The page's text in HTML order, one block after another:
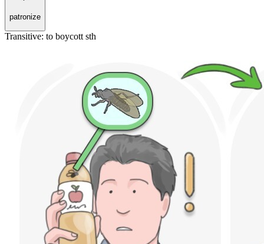
patronize
Transitive: to boycott sth